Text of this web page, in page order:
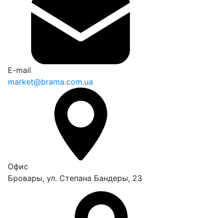
E-mail
market@brama.com.ua
Офис
Бровары, ул. Степана Бандеры, 23